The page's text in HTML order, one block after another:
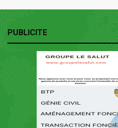
PUBLICITE